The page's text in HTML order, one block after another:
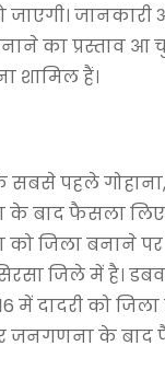
जाएगी।
का प्रस्ताव आ
शामिल हैं।
सबसे पहले
फैसला लिए
को जिला बनाने
जिले में है।
दादरी को
जनगणना के बाद